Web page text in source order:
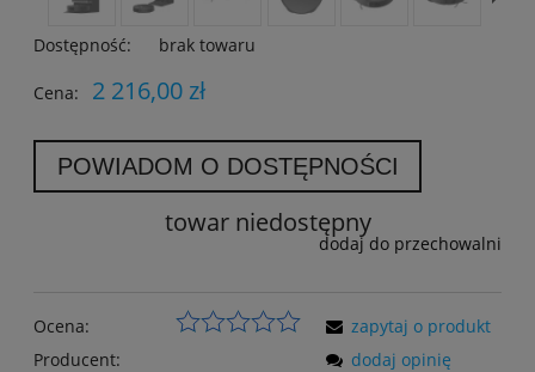
Dostępność: brak towaru
Cena: 2 216,00 zł
POWIADOM O DOSTĘPNOŚCI
towar niedostępny
dodaj do przechowalni
Ocena:
Producent:
zapytaj o produkt
dodaj opinię